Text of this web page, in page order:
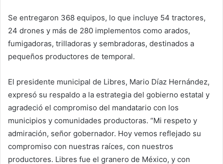
Se entregaron 368 equipos, lo que incluye 54 tractores,
24 drones y más de 280 implementos como arados,
fumigadoras, trilladoras y sembradoras, destinados a
pequeños productores de temporal.
El presidente municipal de Libres, Mario Díaz Hernández,
expresó su respaldo a la estrategia del gobierno estatal y
agradeció el compromiso del mandatario con los
municipios y comunidades productoras. “Mi respeto y
admiración, señor gobernador. Hoy vemos reflejado su
compromiso con nuestras raíces, con nuestros
productores. Libres fue el granero de México, y con